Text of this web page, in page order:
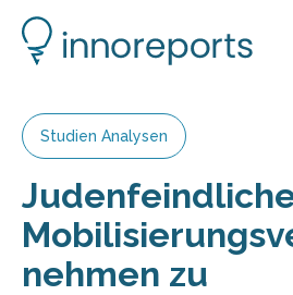
Studien Analysen
nehmen zu